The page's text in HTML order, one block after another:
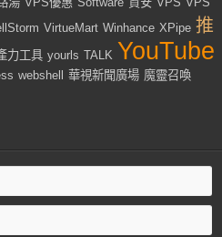
VirtueMart Winhance XPipe 推
力工具 yourls TALK YouTube
webshell 華視新聞廣場 魔靈召喚